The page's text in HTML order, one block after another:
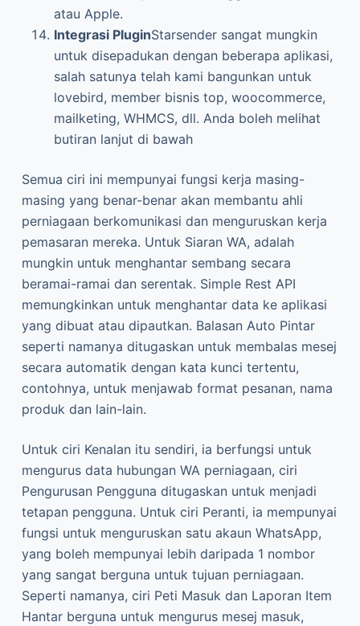
atau Apple.
Integrasi PluginStarsender sangat mungkin
untuk disepadukan dengan beberapa aplikasi,
salah satunya telah kami bangunkan untuk
lovebird, member bisnis top, woocommerce,
mailketing, WHMCS, dll. Anda boleh melihat
butiran lanjut di bawah
Semua ciri ini mempunyai fungsi kerja masing-
masing yang benar-benar akan membantu ahli
perniagaan berkomunikasi dan menguruskan kerja
pemasaran mereka. Untuk Siaran WA, adalah
mungkin untuk menghantar sembang secara
beramai-ramai dan serentak. Simple Rest API
memungkinkan untuk menghantar data ke aplikasi
yang dibuat atau dipautkan. Balasan Auto Pintar
seperti namanya ditugaskan untuk membalas mesej
secara automatik dengan kata kunci tertentu,
contohnya, untuk menjawab format pesanan, nama
produk dan lain-lain.
Untuk ciri Kenalan itu sendiri, ia berfungsi untuk
mengurus data hubungan WA perniagaan, ciri
Pengurusan Pengguna ditugaskan untuk menjadi
tetapan pengguna. Untuk ciri Peranti, ia mempunyai
fungsi untuk menguruskan satu akaun WhatsApp,
yang boleh mempunyai lebih daripada 1 nombor
yang sangat berguna untuk tujuan perniagaan.
Seperti namanya, ciri Peti Masuk dan Laporan Item
Hantar berguna untuk mengurus mesej masuk,